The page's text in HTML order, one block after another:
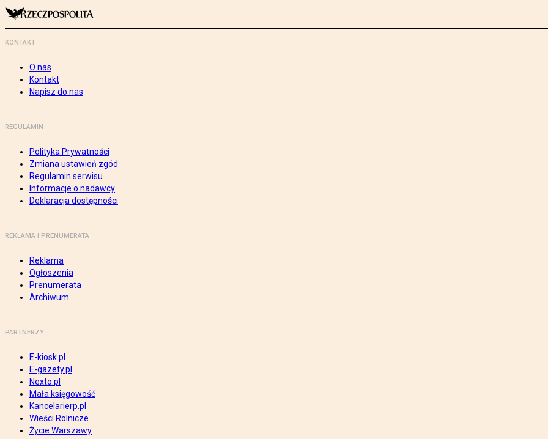
KONTAKT
O nas
Kontakt
Napisz do nas
REGULAMIN
Polityka Prywatności
Zmiana ustawień zgód
Regulamin serwisu
Informacje o nadawcy
Deklaracja dostępności
REKLAMA I PRENUMERATA
Reklama
Ogłoszenia
Prenumerata
Archiwum
PARTNERZY
E-kiosk.pl
E-gazety.pl
Nexto.pl
Mała księgowość
Kancelarierp.pl
Wieści Rolnicze
Życie Warszawy